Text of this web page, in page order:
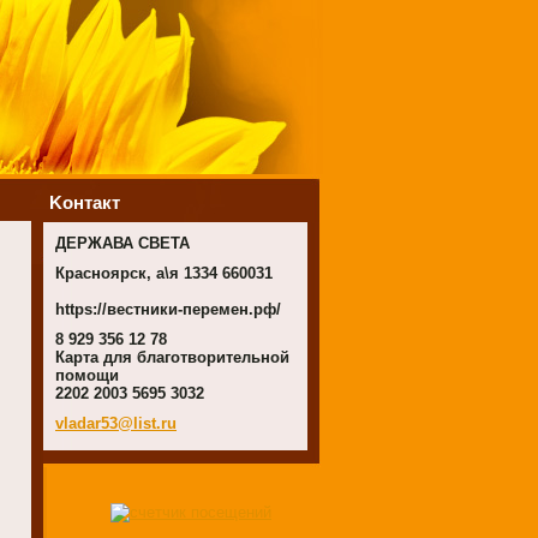
Koнтакт
ДЕРЖАВА СВЕТА
Красноярск, а\я 1334 660031
https://вестники-перемен.рф/
8 929 356 12 78
Карта для благотворительной
помощи
2202 2003 5695 3032
vladar53@list.ru